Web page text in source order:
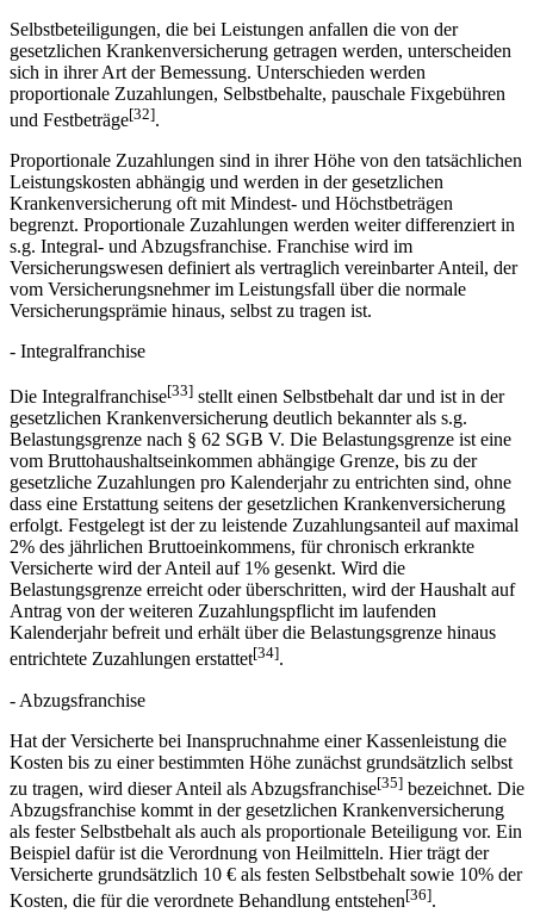
Selbstbeteiligungen, die bei Leistungen anfallen die von der
gesetzlichen Krankenversicherung getragen werden, unterscheiden
sich in ihrer Art der Bemessung. Unterschieden werden
proportionale Zuzahlungen, Selbstbehalte, pauschale Fixgebühren
und Festbeträge[32].
Proportionale Zuzahlungen sind in ihrer Höhe von den tatsächlichen
Leistungskosten abhängig und werden in der gesetzlichen
Krankenversicherung oft mit Mindest- und Höchstbeträgen
begrenzt. Proportionale Zuzahlungen werden weiter differenziert in
s.g. Integral- und Abzugsfranchise. Franchise wird im
Versicherungswesen definiert als vertraglich vereinbarter Anteil, der
vom Versicherungsnehmer im Leistungsfall über die normale
Versicherungsprämie hinaus, selbst zu tragen ist.
- Integralfranchise
Die Integralfranchise[33] stellt einen Selbstbehalt dar und ist in der
gesetzlichen Krankenversicherung deutlich bekannter als s.g.
Belastungsgrenze nach § 62 SGB V. Die Belastungsgrenze ist eine
vom Bruttohaushaltseinkommen abhängige Grenze, bis zu der
gesetzliche Zuzahlungen pro Kalenderjahr zu entrichten sind, ohne
dass eine Erstattung seitens der gesetzlichen Krankenversicherung
erfolgt. Festgelegt ist der zu leistende Zuzahlungsanteil auf maximal
2% des jährlichen Bruttoeinkommens, für chronisch erkrankte
Versicherte wird der Anteil auf 1% gesenkt. Wird die
Belastungsgrenze erreicht oder überschritten, wird der Haushalt auf
Antrag von der weiteren Zuzahlungspflicht im laufenden
Kalenderjahr befreit und erhält über die Belastungsgrenze hinaus
entrichtete Zuzahlungen erstattet[34].
- Abzugsfranchise
Hat der Versicherte bei Inanspruchnahme einer Kassenleistung die
Kosten bis zu einer bestimmten Höhe zunächst grundsätzlich selbst
zu tragen, wird dieser Anteil als Abzugsfranchise[35] bezeichnet. Die
Abzugsfranchise kommt in der gesetzlichen Krankenversicherung
als fester Selbstbehalt als auch als proportionale Beteiligung vor. Ein
Beispiel dafür ist die Verordnung von Heilmitteln. Hier trägt der
Versicherte grundsätzlich 10 € als festen Selbstbehalt sowie 10% der
Kosten, die für die verordnete Behandlung entstehen[36].